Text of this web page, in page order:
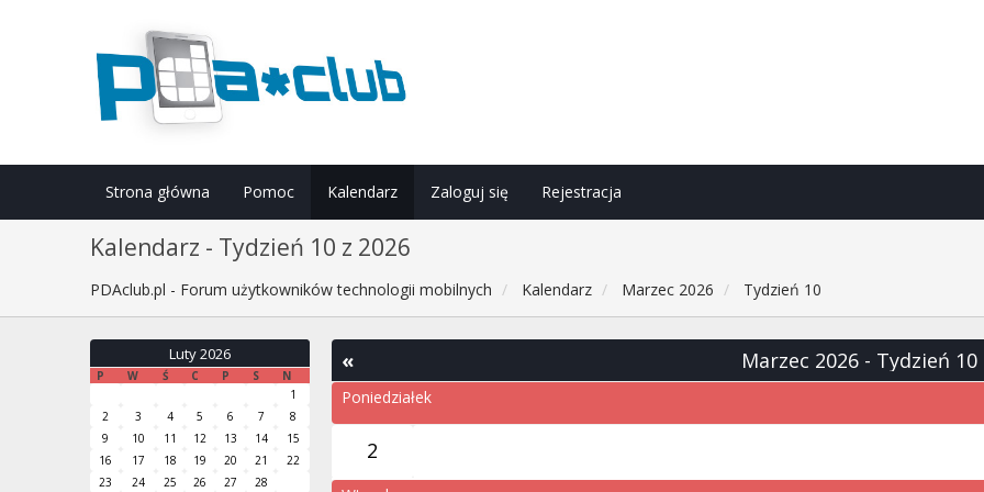
Strona główna Pomoc Kalendarz Zaloguj się Rejestracja
Kalendarz - Tydzień 10 z 2026
PDAclub.pl - Forum użytkowników technologii mobilnych Kalendarz Marzec 2026 Tydzień 10
Luty 2026
P W Ś C P S
N
1
2
3 4 5 6 7
8
9
10 11 12 13 14
15
16
17 18 19 20 21
22
23
24 25 26 27 28
« Marzec 2026- Tydzień 10
Poniedziałek
2